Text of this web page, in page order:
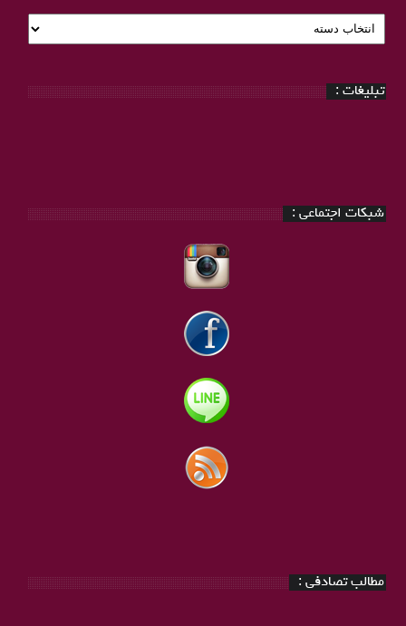
دسته
بندی
تبلیغات :
شبکات اجتماعی :
مطالب تصادفی :